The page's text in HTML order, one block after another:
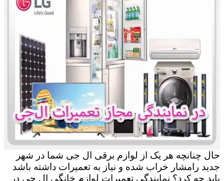
حال چنانچه هر یک از لوازم برقی ال جی شما در شهر
جدید رامشار خراب شده و نیاز به تعمیرات داشته باشد
باید چه کرد؟ نمایندگی تعمیرات لوازم خانگی ال جی در